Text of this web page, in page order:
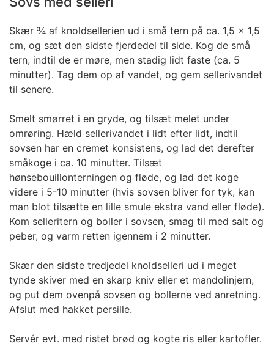
Skær ¾ af knoldsellerien ud i små tern på ca. 1,5 x 1,5
cm, og sæt den sidste fjerdedel til side. Kog de små
tern, indtil de er møre, men stadig lidt faste (ca. 5
minutter). Tag dem op af vandet, og gem sellerivandet
til senere.
Smelt smørret i en gryde, og tilsæt melet under
omrøring. Hæld sellerivandet i lidt efter lidt, indtil
sovsen har en cremet konsistens, og lad det derefter
småkoge i ca. 10 minutter. Tilsæt
hønsebouillonterningen og fløde, og lad det koge
videre i 5-10 minutter (hvis sovsen bliver for tyk, kan
man blot tilsætte en lille smule ekstra vand eller fløde).
Kom selleritern og boller i sovsen, smag til med salt og
peber, og varm retten igennem i 2 minutter.
Skær den sidste tredjedel knoldselleri ud i meget
tynde skiver med en skarp kniv eller et mandolinjern,
og put dem ovenpå sovsen og bollerne ved anretning.
Afslut med hakket persille.
Servér evt. med ristet brød og kogte ris eller kartofler.